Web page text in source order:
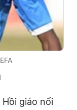
giáo nổi